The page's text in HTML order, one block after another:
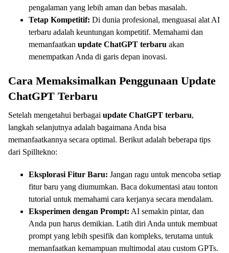
pengalaman yang lebih aman dan bebas masalah.
Tetap Kompetitif: Di dunia profesional, menguasai alat AI
terbaru adalah keuntungan kompetitif. Memahami dan
memanfaatkan update ChatGPT terbaru akan
menempatkan Anda di garis depan inovasi.
Cara Memaksimalkan Penggunaan Update
ChatGPT Terbaru
Setelah mengetahui berbagai update ChatGPT terbaru,
langkah selanjutnya adalah bagaimana Anda bisa
memanfaatkannya secara optimal. Berikut adalah beberapa tips
dari Spilltekno:
Eksplorasi Fitur Baru: Jangan ragu untuk mencoba setiap
fitur baru yang diumumkan. Baca dokumentasi atau tonton
tutorial untuk memahami cara kerjanya secara mendalam.
Eksperimen dengan Prompt: AI semakin pintar, dan
Anda pun harus demikian. Latih diri Anda untuk membuat
prompt yang lebih spesifik dan kompleks, terutama untuk
memanfaatkan kemampuan multimodal atau custom GPTs.